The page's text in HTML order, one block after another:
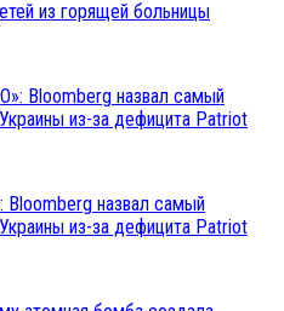
из горящей больницы
назвал самый
из-за дефицита Patriot